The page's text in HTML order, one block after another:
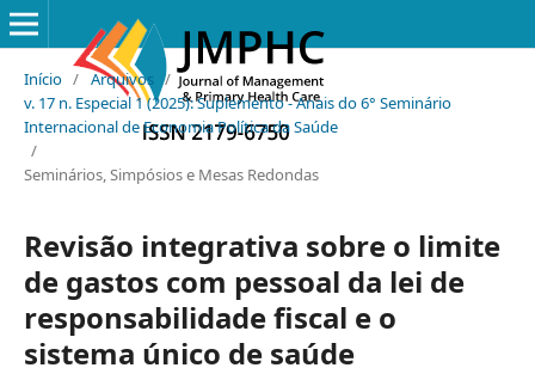
Início / Arquivos /
v. 17 n. Especial 1 (2025): Suplemento - Anais do 6° Seminário
Internacional de Economia Política da Saúde
/
Seminários, Simpósios e Mesas Redondas
Revisão integrativa sobre o limite
de gastos com pessoal da lei de
responsabilidade fiscal e o
sistema único de saúde